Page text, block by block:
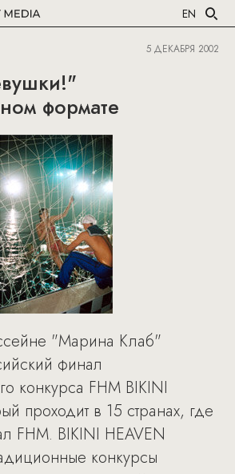
EN
5 ДЕКАБРЯ 2002
формате
"Марина Клаб"
финал
конкурса FHM BIKINI
проходит в 15 странах, где
FHM. BIKINI HEAVEN
конкурсы